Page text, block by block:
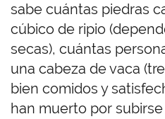
sabe cuántas piedras
cúbico de ripio
secas), cuántas
una cabeza de vaca
bien comidos y
han muerto por